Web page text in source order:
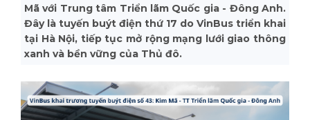
Mã với Trung tâm Triển lãm Quốc gia - Đông Anh.
Đây là tuyến buýt điện thứ 17 do VinBus triển khai
tại Hà Nội, tiếp tục mở rộng mạng lưới giao thông
xanh và bền vững của Thủ đô.